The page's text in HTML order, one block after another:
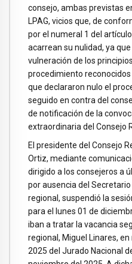
consejo, ambas previstas
LPAG, vicios que, de
por el numeral 1 del artículo
acarrean su nulidad, ya
vulneración de los
procedimiento reconocidos
que declararon nulo el
seguido en contra del
de notificación de la
extraordinaria del Consejo
El presidente del Consejo
Ortiz, mediante
dirigido a los consejeros a
por ausencia del
regional, suspendió la
para el lunes 01 de
iban a tratar la vacancia
regional, Miguel Linares,
2025 del Jurado Nacional